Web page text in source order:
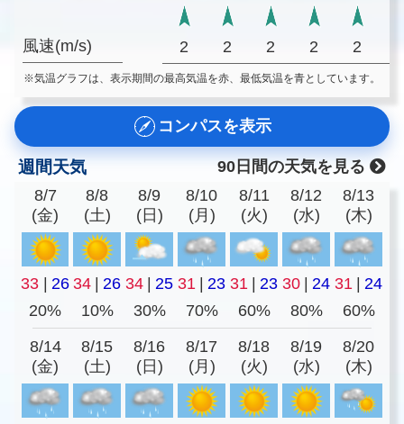
風速(m/s) 2 2 2 2 2
※気温グラフは、表示期間の最高気温を赤、最低気温を青としています。
コンパスを表示
週間天気
90日間の天気を見る
8/7
(金)
8/8
(土)
8/9
(日)
8/10
(月)
8/11
(火)
8/12
(水)
8/13
(木)
33 | 26 34 | 26 34 | 25 31 | 23 31 | 23 30 | 24 31 | 24
20%
10% 30% 70% 60% 80% 60%
8/14
(金)
8/15
(土)
8/16
(日)
8/17
(月)
8/18
(火)
8/19
(水)
8/20
(木)